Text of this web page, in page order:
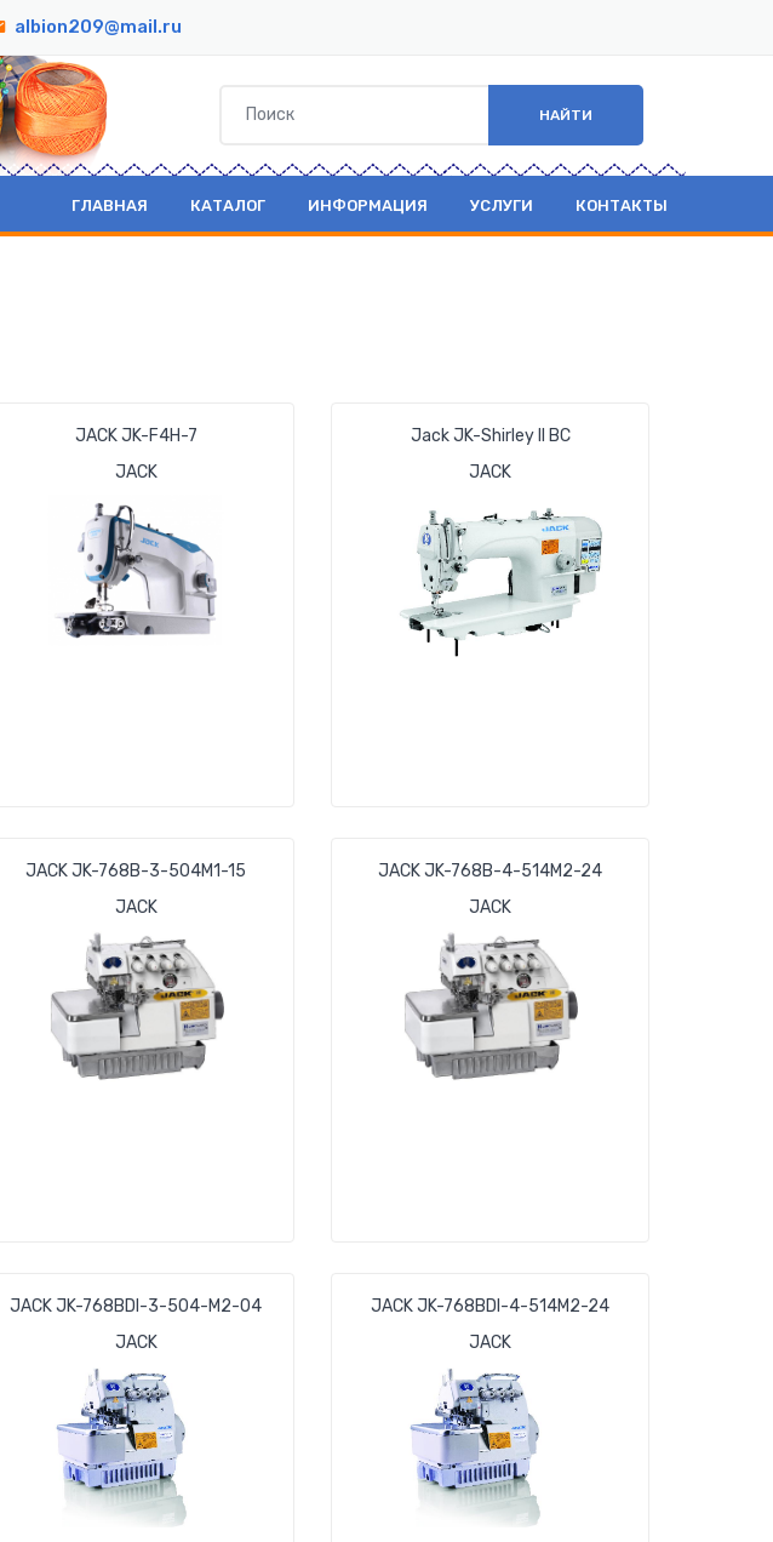
albion209@mail.ru
НАЙТИ
ГЛАВНАЯ КАТАЛОГ ИНФОРМАЦИЯ УСЛУГИ КОНТАКТЫ
JACK JK-F4H-7
JACK
Jack JK-Shirley II ВС
JACK
JACK JK-768B-3-504M1-15
JACK
JACK JK-768B-4-514M2-24
JACK
JACK JK-768BDI-3-504-M2-04
JACK
JACK JK-768BDI-4-514M2-24
JACK